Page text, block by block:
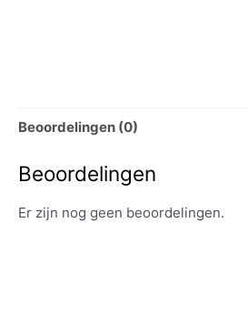
Beoordelingen (0)
Beoordelingen
Er zijn nog geen beoordelingen.